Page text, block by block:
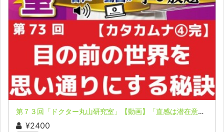
第７３回「ドクター丸山研究室」【動画】「直感は潜在意識やハイヤーセルフからのメッセージ」「目の前の世界を思い通りにする秘訣」
¥2400